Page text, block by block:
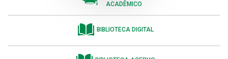
ACADÊMICO
BIBLIOTECA DIGITAL